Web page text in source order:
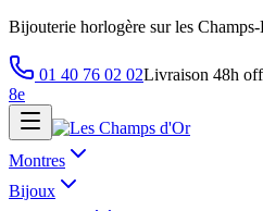
Bijouterie horlogère sur les
01 40 76 02 02Livraison 48h
8e
Montres
Bijoux